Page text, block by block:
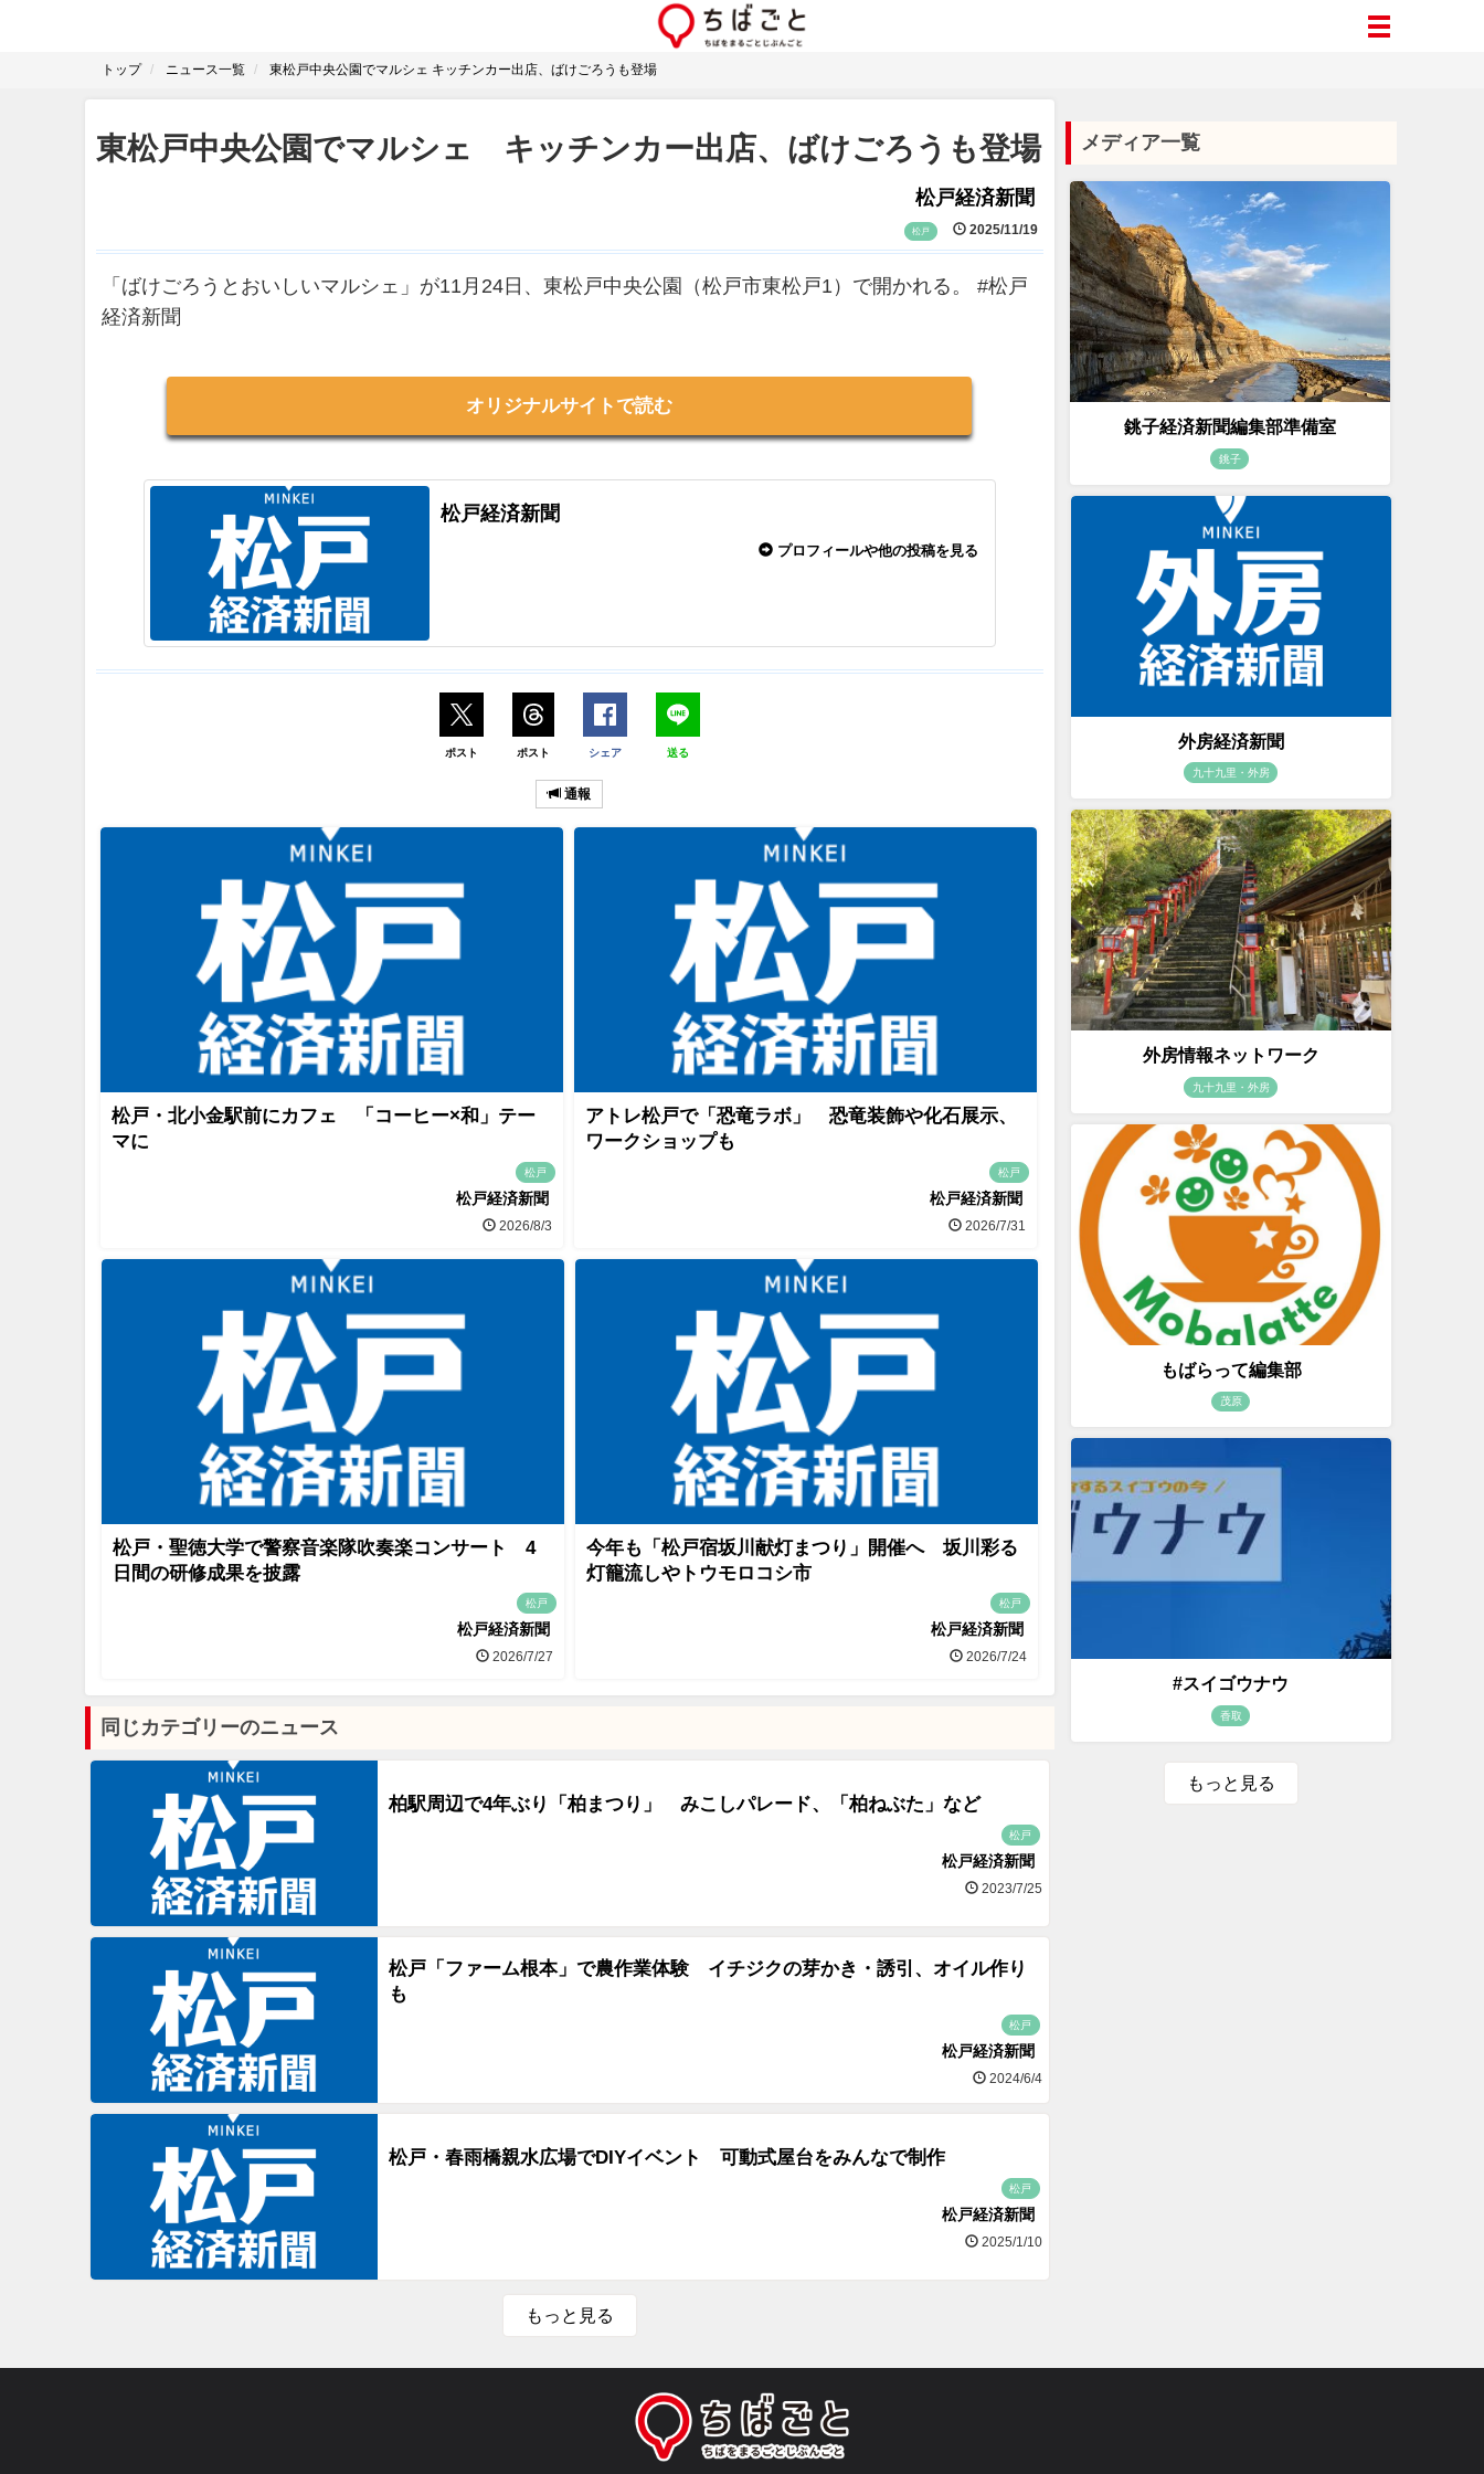
トップ ニュース一覧 東松戸中央公園でマルシェ キッチンカー出店、ばけごろうも登場
東松戸中央公園でマルシェ キッチンカー出店、ばけごろうも登場
松戸経済新聞
松戸 2025/11/19
「ばけごろうとおいしいマルシェ」が11月24日、東松戸中央公園（松戸市東松戸1）で開かれる。 #松戸
経済新聞
オリジナルサイトで読む
松戸経済新聞
プロフィールや他の投稿を見る
ポスト ポスト シェア 送る
通報
松戸・北小金駅前にカフェ 「コーヒー×和」テー
マに
松戸
松戸経済新聞
2026/8/3
アトレ松戸で「恐竜ラボ」 恐竜装飾や化石展示、
ワークショップも
松戸
松戸経済新聞
2026/7/31
松戸・聖徳大学で警察音楽隊吹奏楽コンサート 4
日間の研修成果を披露
松戸
松戸経済新聞
2026/7/27
今年も「松戸宿坂川献灯まつり」開催へ 坂川彩る
灯籠流しやトウモロコシ市
松戸
松戸経済新聞
2026/7/24
同じカテゴリーのニュース
柏駅周辺で4年ぶり「柏まつり」 みこしパレード、「柏ねぶた」など
松戸
松戸経済新聞
2023/7/25
松戸「ファーム根本」で農作業体験 イチジクの芽かき・誘引、オイル作り
も
松戸
松戸経済新聞
2024/6/4
松戸・春雨橋親水広場でDIYイベント 可動式屋台をみんなで制作
松戸
松戸経済新聞
2025/1/10
もっと見る
メディア一覧
銚子経済新聞編集部準備室
銚子
外房経済新聞
九十九里・外房
外房情報ネットワーク
九十九里・外房
もばらって編集部
茂原
#スイゴウナウ
香取
もっと見る